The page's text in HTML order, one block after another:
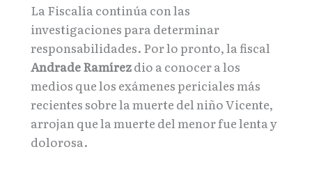
La Fiscalía continúa con las
investigaciones para determinar
responsabilidades. Por lo pronto, la fiscal
Andrade Ramírezdio a conocer a los
medios que los exámenes periciales más
recientes sobre la muerte del niño Vicente,
arrojan que la muerte del menor fue lenta y
dolorosa.